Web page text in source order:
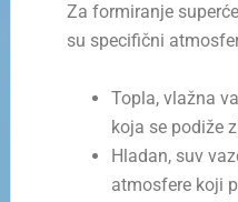
Za formiranje
su specifični
Topla, vlažna
koja se podiže
Hladan, suv
atmosfere koji